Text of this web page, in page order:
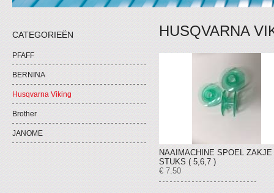
CATEGORIEËN
PFAFF
BERNINA
Husqvarna Viking
Brother
JANOME
HUSQVARNA
NAAIMACHINE SPOEL ZAKJE
STUKS ( 5,6,7 )
€ 7.50